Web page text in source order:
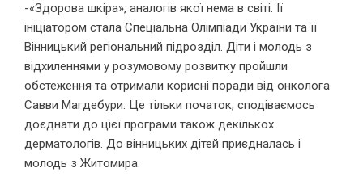
-«Здорова шкіра», аналогів якої нема в світі. Її
ініціатором стала Спеціальна Олімпіади України та її
Вінницький регіональний підрозділ. Діти і молодь з
відхиленнями у розумовому розвитку пройшли
обстеження та отримали корисні поради від онколога
Савви Магдебури. Це тільки початок, сподіваємось
доєднати до цієї програми також декількох
дерматологів. До вінницьких дітей приєдналась і
молодь з Житомира.